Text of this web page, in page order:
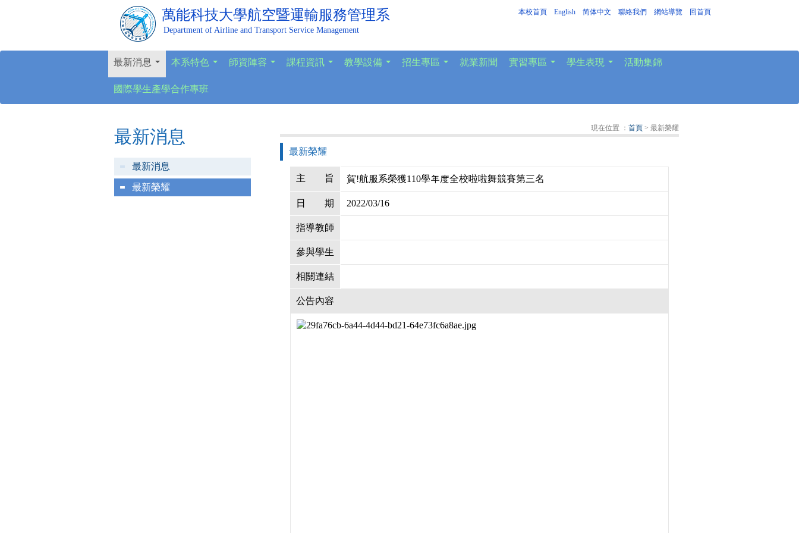
萬能科技大學航空暨運輸服務管理系
Department of Airline and Transport Service Management
本校首頁 English 简体中文 聯絡我們 網站導覽 回首頁
最新消息 本系特色 師資陣容 課程資訊 教學設備 招生專區 就業新聞 實習專區 學生表現 活動集錦
國際學生產學合作專班
最新消息
最新消息
最新榮耀
現在位置 ： 首頁 > 最新榮耀
最新榮耀
主 旨 賀!航服系榮獲110學年度全校啦啦舞競賽第三名
日 期 2022/03/16
指導教師
參與學生
相關連結
公告內容